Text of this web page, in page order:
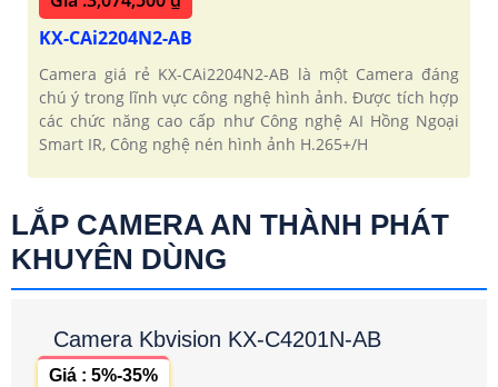
KX-CAi2204N2-AB
Camera giá rẻ KX-CAi2204N2-AB là một Camera đáng
chú ý trong lĩnh vực công nghệ hình ảnh. Được tích hợp
các chức năng cao cấp như Công nghệ AI Hồng Ngoại
Smart IR, Công nghệ nén hình ảnh H.265+/H
LẮP CAMERA AN THÀNH PHÁT
KHUYÊN DÙNG
Camera Kbvision KX-C4201N-AB
Giá : 5%-35%